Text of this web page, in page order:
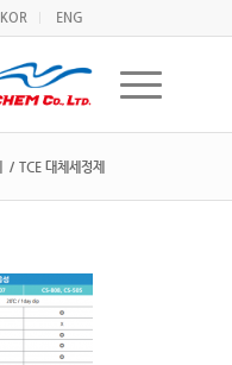
KOR ENG
/ TCE 대체세정제